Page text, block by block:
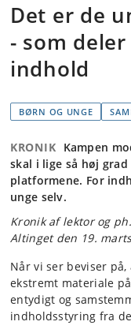
Det er de
- som
indhold
BØRN OG UNGE
KRONIK Kampen
skal i lige så høj
platformene. For
unge selv.
Kronik af lektor og
Altinget den 19.
Når vi ser beviser
ekstremt materiale
entydigt og
indholdsstyring fra